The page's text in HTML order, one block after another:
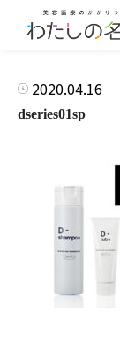
2020.04.16
dseries01sp